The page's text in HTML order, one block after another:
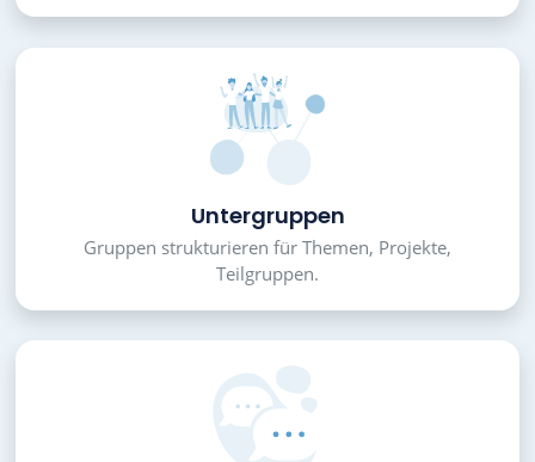
Untergruppen
Gruppen strukturieren für Themen, Projekte,
Teilgruppen.